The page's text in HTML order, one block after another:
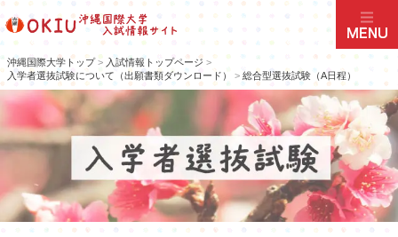
沖縄国際大学トップ > 入試情報トップページ >
入学者選抜試験について（出願書類ダウンロード）
> 総合型選抜試験（A日程）